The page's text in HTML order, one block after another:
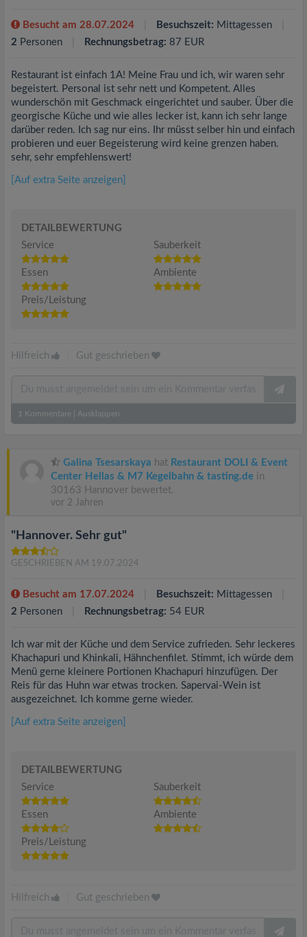
Besucht am 28.07.2024 Besuchszeit: Mittagessen
2 Personen Rechnungsbetrag: 87 EUR
Restaurant ist einfach 1A! Meine Frau und ich, wir waren sehr
begeistert. Personal ist sehr nett und Kompetent. Alles
wunderschön mit Geschmack eingerichtet und sauber. Über die
georgische Küche und wie alles lecker ist, kann ich sehr lange
darüber reden. Ich sag nur eins. Ihr müsst selber hin und einfach
probieren und euer Begeisterung wird keine grenzen haben.
sehr, sehr empfehlenswert!
[Auf extra Seite anzeigen]
DETAILBEWERTUNG
Service
Sauberkeit
Essen Ambiente
Preis/Leistung
Hilfreich Gut geschrieben
1 Kommentare Ausklappen
Galina Tsesarskaya hat Restaurant DOLI & Event
Center Hellas & M7 Kegelbahn & tasting.de in
30163 Hannover bewertet.
vor 2 Jahren
"Hannover. Sehr gut"
GESCHRIEBEN AM 19.07.2024
Besucht am 17.07.2024 Besuchszeit: Mittagessen
2 Personen Rechnungsbetrag: 54 EUR
Ich war mit der Küche und dem Service zufrieden. Sehr leckeres
Khachapuri und Khinkali, Hähnchenfilet. Stimmt, ich würde dem
Menü gerne kleinere Portionen Khachapuri hinzufügen. Der
Reis für das Huhn war etwas trocken. Sapervai-Wein ist
ausgezeichnet. Ich komme gerne wieder.
[Auf extra Seite anzeigen]
DETAILBEWERTUNG
Service
Sauberkeit
Essen Ambiente
Preis/Leistung
Hilfreich Gut geschrieben